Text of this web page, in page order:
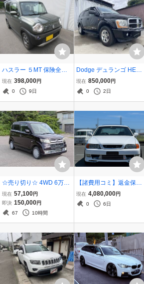
ハスラー ５MT 保険全塗
装 Ｊスタイル仕様 車検令
和１０年８月
現在 398,000円
0
9日
Dodge デュランゴ HEMI
4WD 低走行車 1ナンバー
登録 車検込み ヒッチ付 バ
ックカメラ付 タイヤバリ
現在 850,000円
0
2日
☆売り切り☆ 4WD 6万km
台 ホンダ ゼストスポーツ
ディーラー記録簿多数 軽
自動車 四駆 新潟 下回り良
現在 57,100円
即決 150,000円
67
10時間
【諸費用コミ】返金保証
付:★浜松★名古屋★ 平成
9年 トヨタ チェイサー 2.5
現在 4,080,000円
0
6日